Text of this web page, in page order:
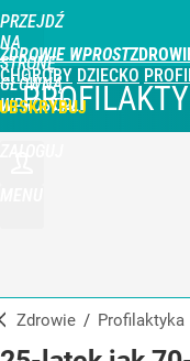
PRZEJDŹ
NA
STRONĘ
GŁÓWNĄ
WPROST.PL
ZDROWIE WPROST
CHOROBY DZIECKO
Zdrowie / Profilaktyka